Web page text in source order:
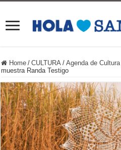
Home / CULTURA / Agenda de Cultura
muestra Randa Testigo